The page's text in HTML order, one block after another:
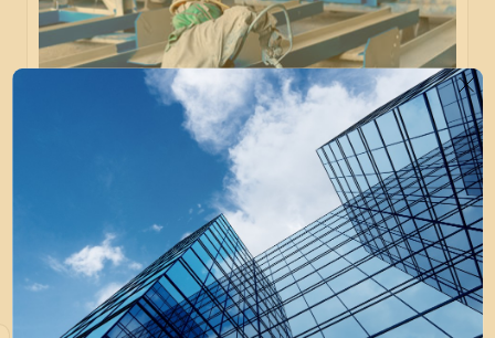
Вебинар «Требования к антикоррозионной
защите при проектировании. Подбор
надёжной АКЗ-схемы»
25 февраля состоялся вебинар, организованный EVRAZ
STEEL BUILDING.
В мои событияВ моих событиях